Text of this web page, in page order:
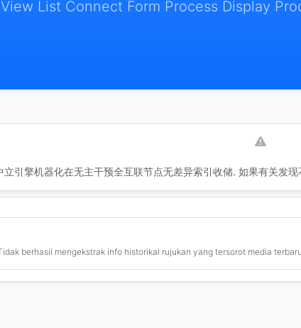
List Connect Form Process Display
引擎机器化在无主干预全互联节点无差异索引收储. 如果有关发
berhasil mengekstrak info historikal rujukan yang tersorot media